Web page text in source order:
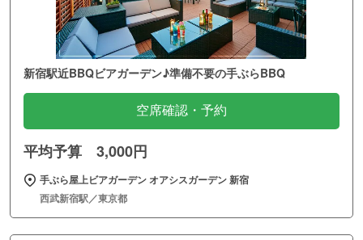
新宿駅近BBQビアガーデン♪準備不要の手ぶらBBQ
空席確認・予約
平均予算 3,000円
手ぶら屋上ビアガーデン オアシスガーデン 新宿
西武新宿駅／東京都